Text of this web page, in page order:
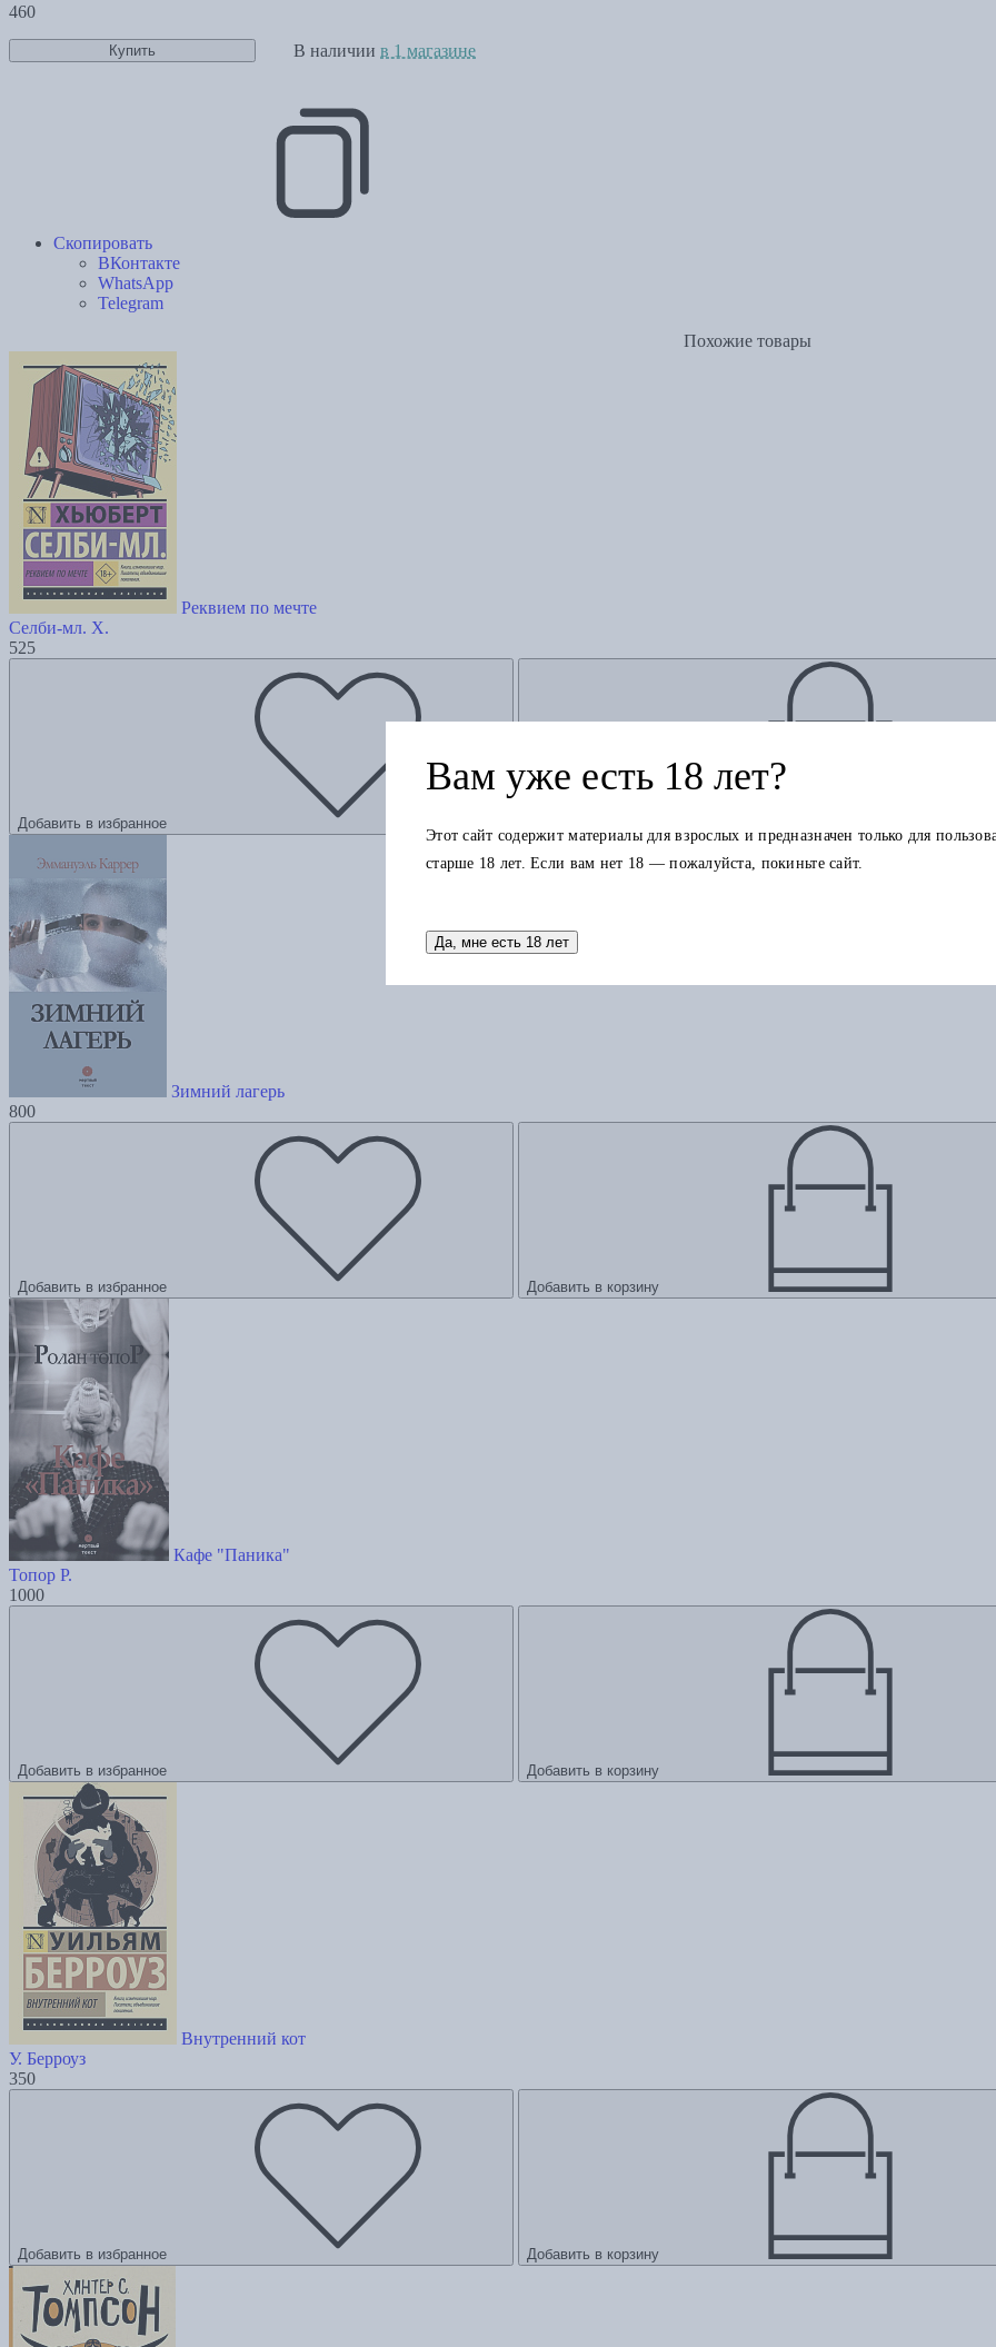
460
Купить В наличии в 1 магазине
Скопировать
ВКонтакте
WhatsApp
Telegram
Похожие товары
Реквием по мечте
Селби-мл. Х.
525
Добавить в избранное
Зимний лагерь
800
Добавить в избранное Добавить в корзину
Кафе "Паника"
Топор Р.
1000
Добавить в избранное Добавить в корзину
Внутренний кот
У. Берроуз
350
Добавить в избранное Добавить в корзину
Вам уже есть 18 лет?
Этот сайт содержит материалы для взрослых и предназначен только для
старше 18 лет. Если вам нет 18 — пожалуйста, покиньте сайт.
Да, мне есть 18 лет